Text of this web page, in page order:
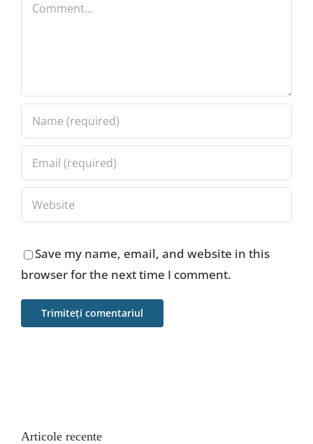
Save my name, email, and website in this
browser for the next time I comment.
Articole recente